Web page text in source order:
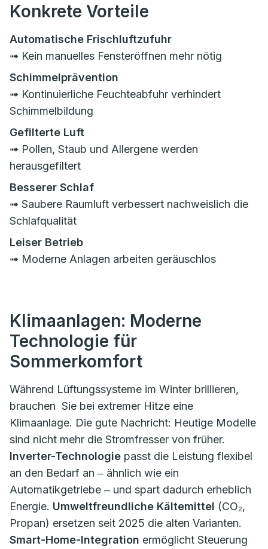
Konkrete Vorteile
Automatische Frischluftzufuhr
➟ Kein manuelles Fensteröffnen mehr nötig
Schimmelprävention
➟ Kontinuierliche Feuchteabfuhr verhindert
Schimmelbildung
Gefilterte Luft
➟ Pollen, Staub und Allergene werden
herausgefiltert
Besserer Schlaf
➟ Saubere Raumluft verbessert nachweislich die
Schlafqualität
Leiser Betrieb
➟ Moderne Anlagen arbeiten geräuschlos
Klimaanlagen: Moderne
Technologie für
Sommerkomfort
Während Lüftungssysteme im Winter brillieren,
brauchen Sie bei extremer Hitze eine
Klimaanlage. Die gute Nachricht: Heutige Modelle
sind nicht mehr die Stromfresser von früher.
Inverter-Technologie passt die Leistung flexibel
an den Bedarf an ‒ ähnlich wie ein
Automatikgetriebe ‒ und spart dadurch erheblich
Energie. Umweltfreundliche Kältemittel (CO₂,
Propan) ersetzen seit 2025 die alten Varianten.
Smart-Home-Integration ermöglicht Steuerung